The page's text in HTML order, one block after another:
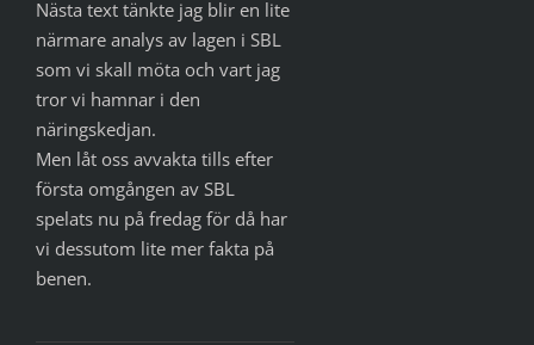
Nästa text tänkte jag blir en lite
närmare analys av lagen i SBL
som vi skall möta och vart jag
tror vi hamnar i den
näringskedjan.
Men låt oss avvakta tills efter
första omgången av SBL
spelats nu på fredag för då har
vi dessutom lite mer fakta på
benen.